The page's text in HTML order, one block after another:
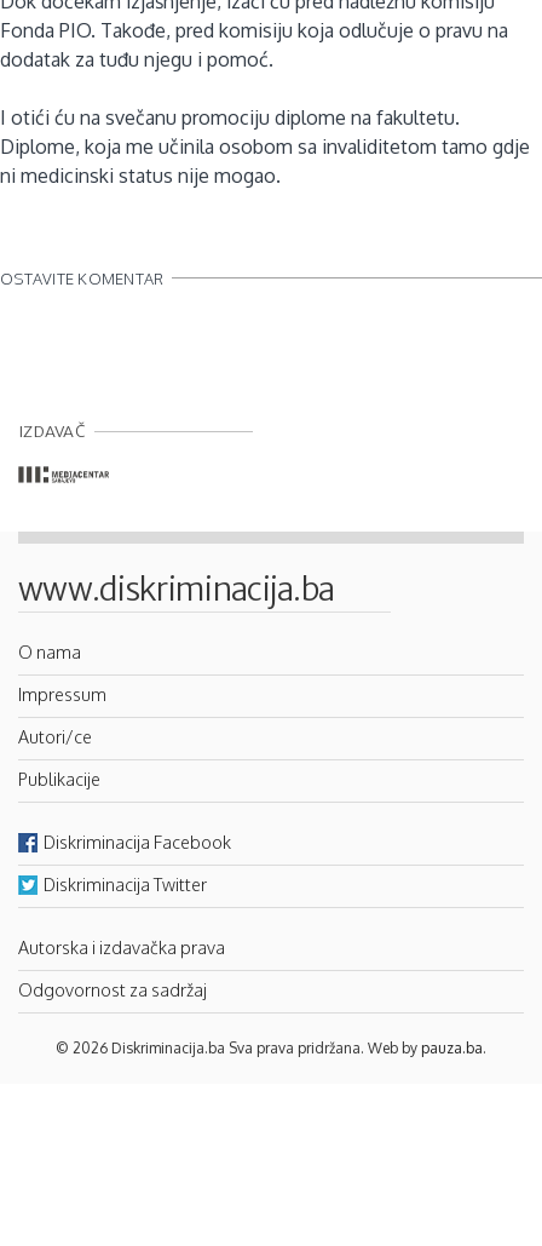
Fonda PIO. Takođe, pred komisiju koja odlučuje o pravu na
dodatak za tuđu njegu i pomoć.
I otići ću na svečanu promociju diplome na fakultetu.
Diplome, koja me učinila osobom sa invaliditetom tamo gdje
ni medicinski status nije mogao.
OSTAVITE KOMENTAR
IZDAVAČ
www.diskriminacija.ba
O nama
Impressum
Autori/ce
Publikacije
Diskriminacija Facebook
Diskriminacija Twitter
Autorska i izdavačka prava
Odgovornost za sadržaj
© 2026 Diskriminacija.ba Sva prava pridržana. Web by pauza.ba.